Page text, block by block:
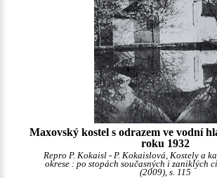
Maxovský kostel s odrazem ve vodní
roku 1932
Repro P. Kokaisl - P. Kokaislová, Kostely a
okrese : po stopách současných i zaniklých
(2009), s. 115